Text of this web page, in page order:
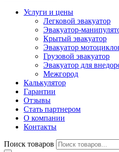
Услуги и цены
Легковой эвакуатор
Эвакуатор-
Крытый эвакуатор
Эвакуатор
Грузовой эвакуатор
Эвакуатор для
Межгород
Калькулятор
Гарантии
Отзывы
Стать партнером
О компании
Контакты
Поиск товаров